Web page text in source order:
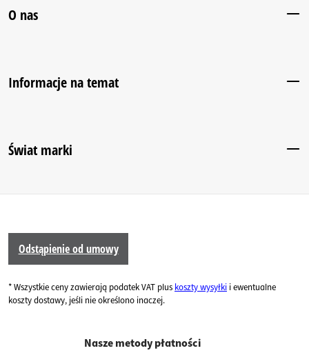
O nas
Informacje na temat
Świat marki
Odstąpienie od umowy
* Wszystkie ceny zawierają podatek VAT plus koszty wysyłki i ewentualne
koszty dostawy, jeśli nie określono inaczej.
Nasze metody płatności